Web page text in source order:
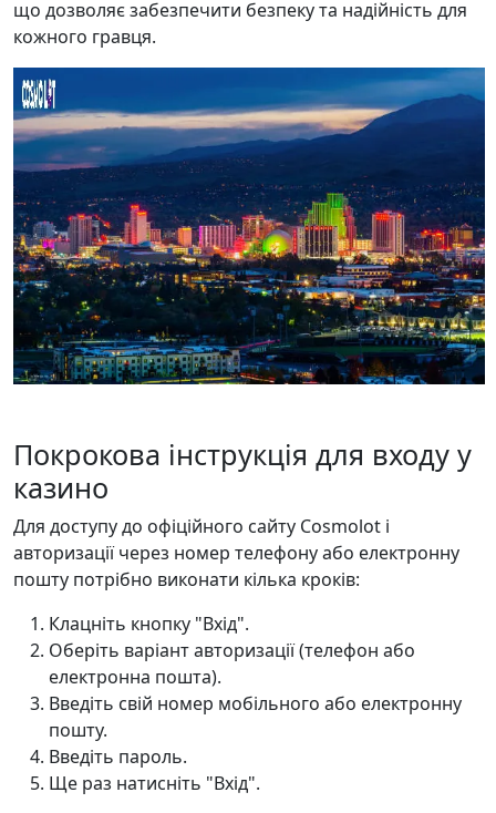
що дозволяє забезпечити безпеку та надійність для
кожного гравця.
Покрокова інструкція для входу у
казино
Для доступу до офіційного сайту Cosmolot і
авторизації через номер телефону або електронну
пошту потрібно виконати кілька кроків:
Клацніть кнопку "Вхід".
Оберіть варіант авторизації (телефон або
електронна пошта).
Введіть свій номер мобільного або електронну
пошту.
Введіть пароль.
Ще раз натисніть "Вхід".